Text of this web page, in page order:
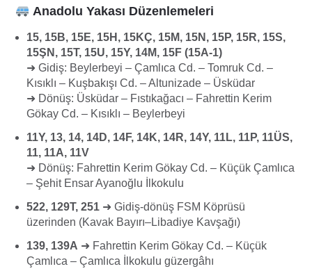
Anadolu Yakası Düzenlemeleri
15, 15B, 15E, 15H, 15KÇ, 15M, 15N, 15P, 15R, 15S,
15ŞN, 15T, 15U, 15Y, 14M, 15F (15A-1)
➜ Gidiş: Beylerbeyi – Çamlıca Cd. – Tomruk Cd. –
Kısıklı – Kuşbakışı Cd. – Altunizade – Üsküdar
➜ Dönüş: Üsküdar – Fıstıkağacı – Fahrettin Kerim
Gökay Cd. – Kısıklı – Beylerbeyi
11Y, 13, 14, 14D, 14F, 14K, 14R, 14Y, 11L, 11P, 11ÜS,
11, 11A, 11V
➜ Dönüş: Fahrettin Kerim Gökay Cd. – Küçük Çamlıca
– Şehit Ensar Ayanoğlu İlkokulu
522, 129T, 251 ➜ Gidiş-dönüş FSM Köprüsü
üzerinden (Kavak Bayırı–Libadiye Kavşağı)
139, 139A ➜ Fahrettin Kerim Gökay Cd. – Küçük
Çamlıca – Çamlıca İlkokulu güzergâhı